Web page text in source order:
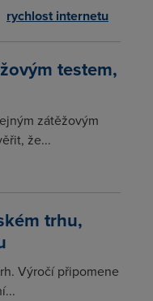
rychlost internetu
testem,
zátěžovým
že...
trhu,
Výročí připomene